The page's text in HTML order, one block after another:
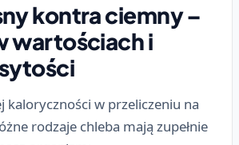
kontra ciemny –
wartościach i
kaloryczności w przeliczeniu na
rodzaje chleba mają zupełnie